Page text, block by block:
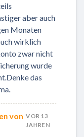
aber auch
Monaten
wirklich
zwar nicht
wurde
das
von VOR 13
JAHREN